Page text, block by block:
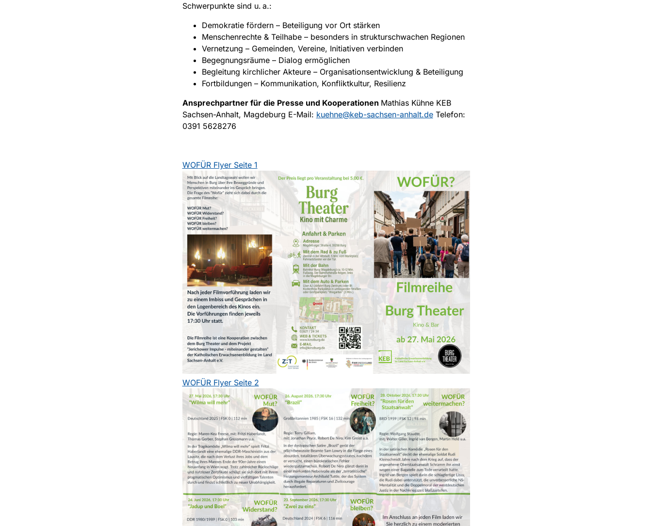
Schwerpunkte sind u. a.:
Demokratie fördern – Beteiligung vor Ort stärken
Menschenrechte & Teilhabe – besonders in strukturschwachen Regionen
Vernetzung – Gemeinden, Vereine, Initiativen verbinden
Begegnungsräume – Dialog ermöglichen
Begleitung kirchlicher Akteure – Organisationsentwicklung & Beteiligung
Fortbildungen – Kommunikation, Konfliktkultur, Resilienz
Ansprechpartner für die Presse und Kooperationen Mathias Kühne KEB
Sachsen-Anhalt, Magdeburg E-Mail: kuehne@keb-sachsen-anhalt.deTelefon:
0391 5628276
WOFÜR Flyer Seite 1
WOFÜR Flyer Seite 2